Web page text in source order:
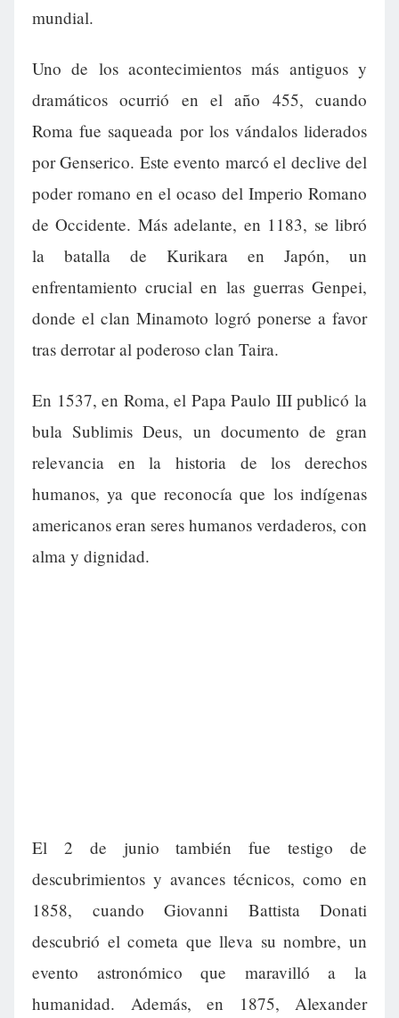
mundial.
Uno de los acontecimientos más antiguos y
dramáticos ocurrió en el año 455, cuando
Roma fue saqueada por los vándalos liderados
por Genserico. Este evento marcó el declive del
poder romano en el ocaso del Imperio Romano
de Occidente. Más adelante, en 1183, se libró
la batalla de Kurikara en Japón, un
enfrentamiento crucial en las guerras Genpei,
donde el clan Minamoto logró ponerse a favor
tras derrotar al poderoso clan Taira.
En 1537, en Roma, el Papa Paulo III publicó la
bula Sublimis Deus, un documento de gran
relevancia en la historia de los derechos
humanos, ya que reconocía que los indígenas
americanos eran seres humanos verdaderos, con
alma y dignidad.
El 2 de junio también fue testigo de
descubrimientos y avances técnicos, como en
1858, cuando Giovanni Battista Donati
descubrió el cometa que lleva su nombre, un
evento astronómico que maravilló a la
humanidad. Además, en 1875, Alexander